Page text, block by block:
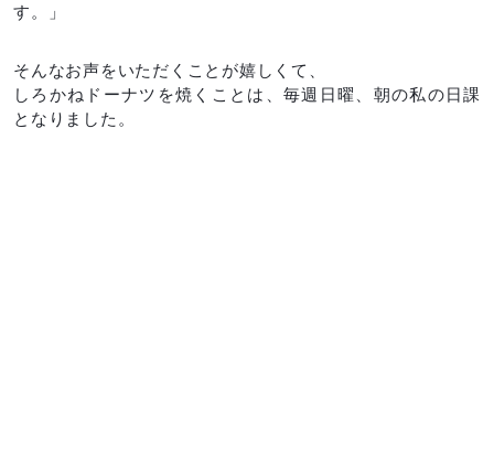
す。」
そんなお声をいただくことが嬉しくて、
しろかねドーナツを焼くことは、毎週日曜、朝の私の日課
となりました。